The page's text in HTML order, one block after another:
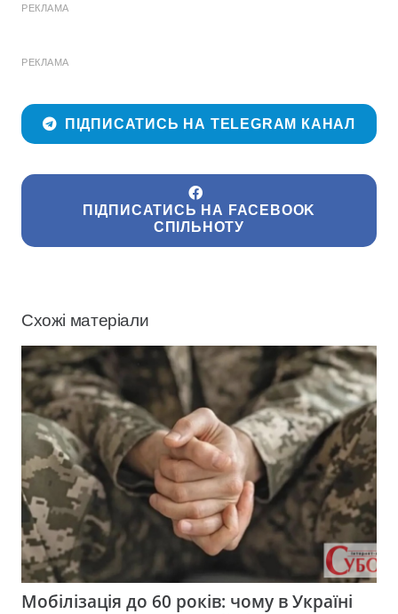
РЕКЛАМА
РЕКЛАМА
ПІДПИСАТИСЬ НА TELEGRAM КАНАЛ
ПІДПИСАТИСЬ НА FACEBOOK
СПІЛЬНОТУ
Схожі матеріали
Мобілізація до 60 років: чому в Україні